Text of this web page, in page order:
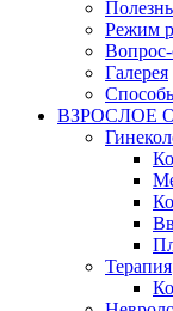
Режим
Вопрос-
Галерея
ВЗРОСЛОЕ
Терапия